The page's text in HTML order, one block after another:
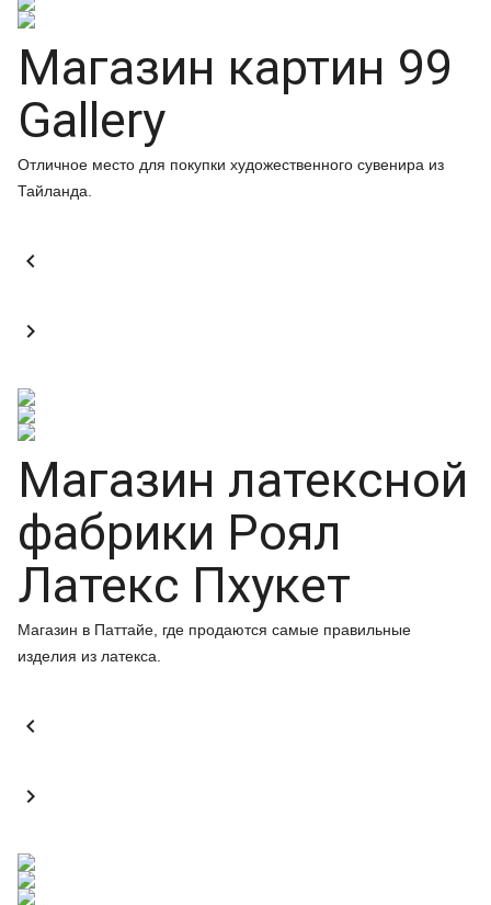
Магазин картин 99
Gallery
Отличное место для покупки художественного сувенира из
Тайланда.


Магазин латексной
фабрики Роял
Латекс Пхукет
Магазин в Паттайе, где продаются самые правильные
изделия из латекса.

